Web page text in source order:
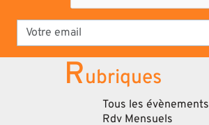
Rubriques
Tous les évènements
Rdv Mensuels